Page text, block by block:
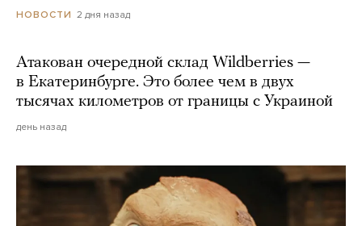
НОВОСТИ 2 дня назад
Атакован очередной склад Wildberries —
в Екатеринбурге. Это более чем в двух
тысячах километров от границы с Украиной
день назад